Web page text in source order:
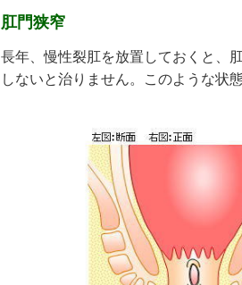
肛門狭窄
長年、慢性裂肛を放置しておくと、
しないと治りません。このような状